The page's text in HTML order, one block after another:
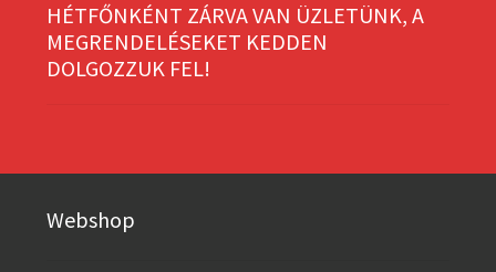
HÉTFŐNKÉNT ZÁRVA VAN ÜZLETÜNK, A
MEGRENDELÉSEKET KEDDEN
DOLGOZZUK FEL!
Webshop